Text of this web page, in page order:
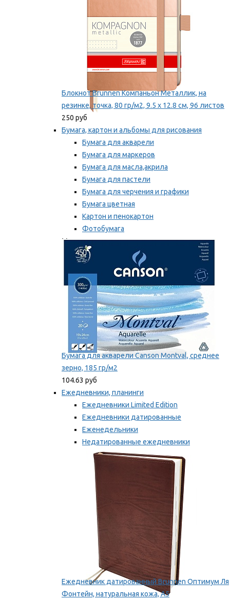
Блокнот Brunnen Компаньон Металлик, на
резинке, точка, 80 гр/м2, 9.5 х 12.8 см, 96 листов
250 руб
Бумага, картон и альбомы для рисования
Бумага для акварели
Бумага для маркеров
Бумага для масла,акрила
Бумага для пастели
Бумага для черчения и графики
Бумага цветная
Картон и пенокартон
Фотобумага
Мы рекомендуем
Бумага для акварели Canson Montval, среднее
зерно, 185 гр/м2
104.63 руб
Ежедневники, планинги
Ежедневники Limited Edition
Ежедневники датированные
Еженедельники
Недатированные ежедневники
Планинги
Мы рекомендуем
Ежедневник датированный Brunnen Оптимум Ля
Фонтейн, натуральная кожа, А5